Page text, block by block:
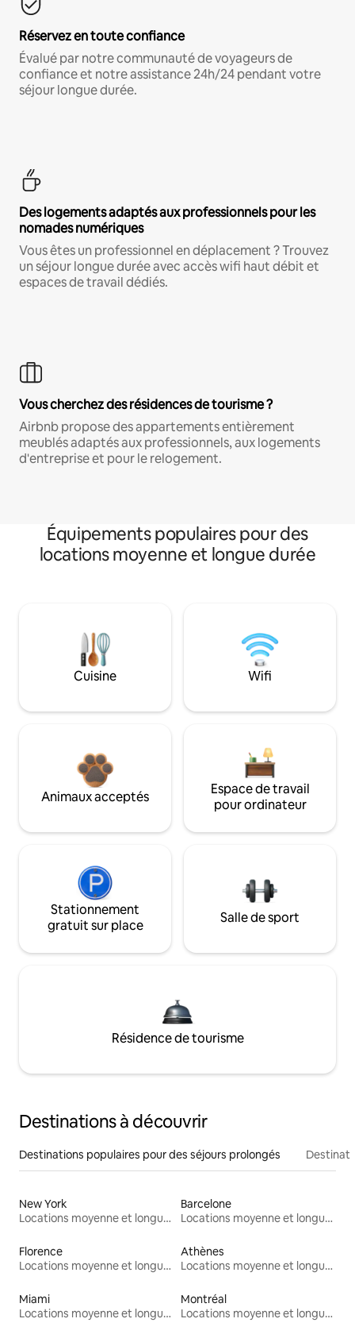
Réservez en toute confiance
Évalué par notre communauté de voyageurs de
confiance et notre assistance 24h/24 pendant votre
séjour longue durée.
Des logements adaptés aux professionnels pour les
nomades numériques
Vous êtes un professionnel en déplacement ? Trouvez
un séjour longue durée avec accès wifi haut débit et
espaces de travail dédiés.
Vous cherchez des résidences de tourisme ?
Airbnb propose des appartements entièrement
meublés adaptés aux professionnels, aux logements
d'entreprise et pour le relogement.
Équipements populaires pour des
locations moyenne et longue durée
Cuisine Wifi
Animaux acceptés
Espace de travail
pour ordinateur
Stationnement
gratuit sur place
Salle de sport
Résidence de tourisme
Destinations à découvrir
Destinations populaires pour des séjours prolongés
New York
Locations moyenne et longue durée
Barcelone
Locations moyenne et longue durée
Florence
Locations moyenne et longue durée
Athènes
Locations moyenne et longue durée
Miami
Locations moyenne et longue durée
Montréal
Locations moyenne et longue durée